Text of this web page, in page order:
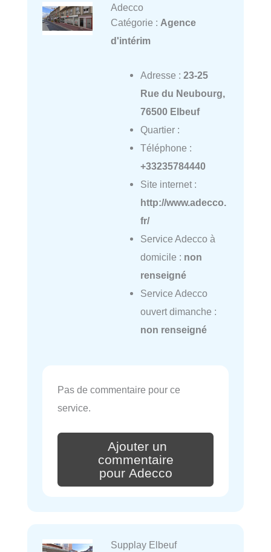
Adecco
Catégorie : Agence
d'intérim
Adresse : 23-25
Rue du Neubourg,
76500 Elbeuf
Quartier :
Téléphone :
+33235784440
Site internet :
http://www.adecco.
fr/
Service Adecco à
domicile : non
renseigné
Service Adecco
ouvert dimanche :
non renseigné
Pas de commentaire pour ce
service.
Ajouter un
commentaire
pour Adecco
Supplay Elbeuf